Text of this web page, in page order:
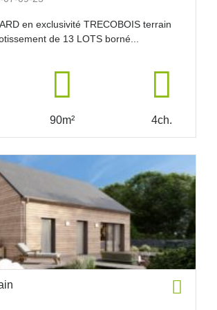
en exclusivité TRECOBOIS terrain
de 13 LOTS borné...
90m² 4ch.